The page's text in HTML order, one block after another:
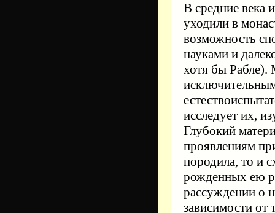
В средние века
уходили в
возможность
науками и
хотя бы Рабле).
исследует их,
Глубокий
проявлениям
породила, то и
рожденных ею
рассуждении о
зависимости